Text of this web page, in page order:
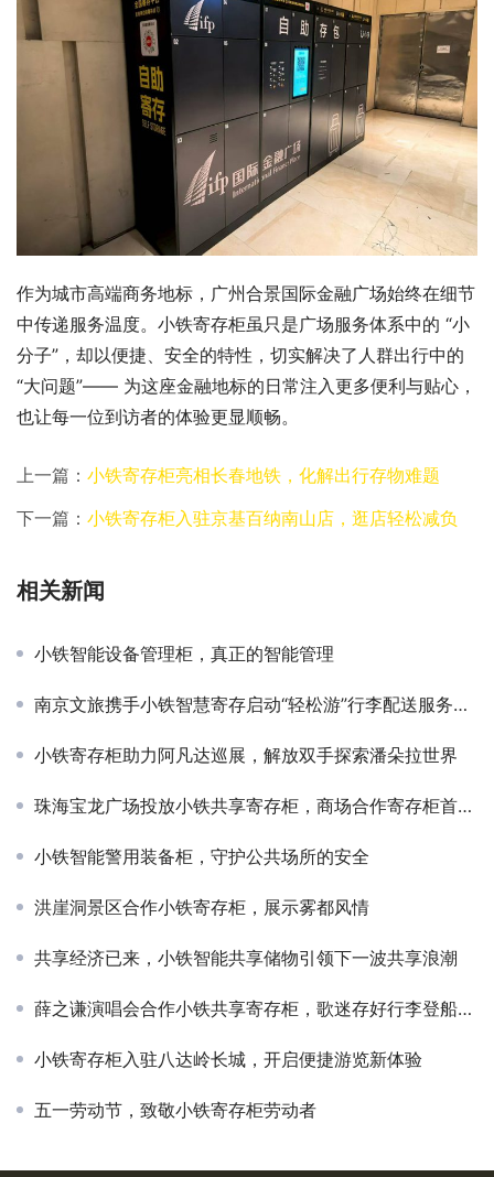
作为城市高端商务地标，广州合景国际金融广场始终在细节
中传递服务温度。小铁寄存柜虽只是广场服务体系中的 “小
分子”，却以便捷、安全的特性，切实解决了人群出行中的
“大问题”—— 为这座金融地标的日常注入更多便利与贴心，
也让每一位到访者的体验更显顺畅。
上一篇： 小铁寄存柜亮相长春地铁，化解出行存物难题
下一篇： 小铁寄存柜入驻京基百纳南山店，逛店轻松减负
相关新闻
小铁智能设备管理柜，真正的智能管理
南京文旅携手小铁智慧寄存启动“轻松游”行李配送服务，构建文旅服务智慧新生态
小铁寄存柜助力阿凡达巡展，解放双手探索潘朵拉世界
珠海宝龙广场投放小铁共享寄存柜，商场合作寄存柜首选小铁
小铁智能警用装备柜，守护公共场所的安全
洪崖洞景区合作小铁寄存柜，展示雾都风情
共享经济已来，小铁智能共享储物引领下一波共享浪潮
薛之谦演唱会合作小铁共享寄存柜，歌迷存好行李登船起飞！
小铁寄存柜入驻八达岭长城，开启便捷游览新体验
五一劳动节，致敬小铁寄存柜劳动者